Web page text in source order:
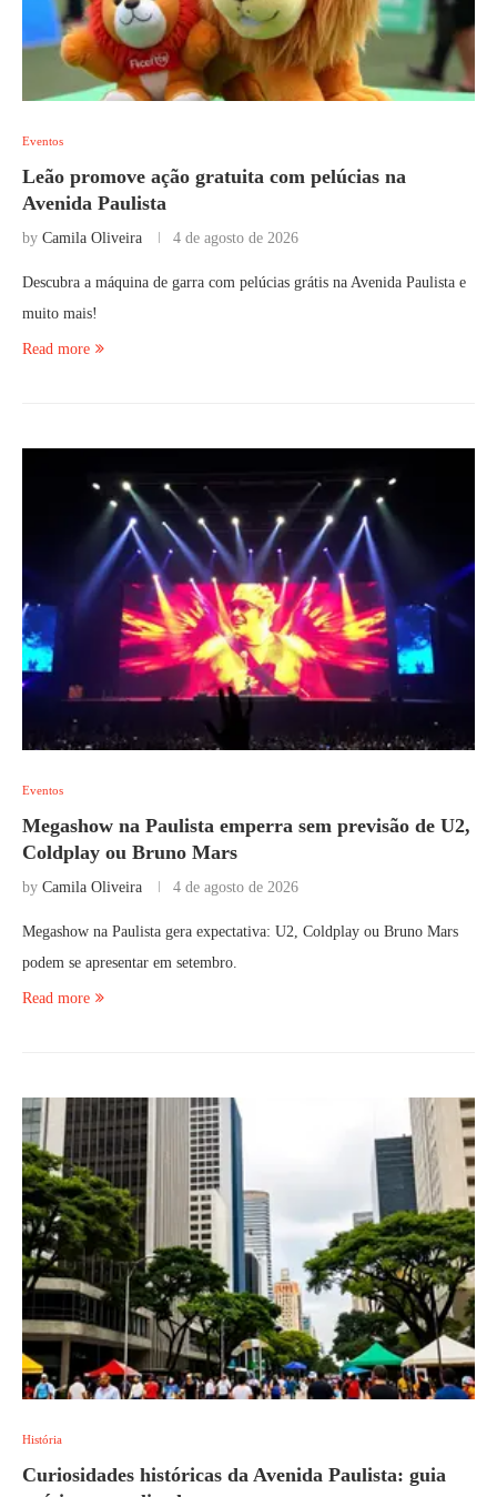
Eventos
Leão promove ação gratuita com pelúcias na
Avenida Paulista
by Camila Oliveira 4 de agosto de 2026
Descubra a máquina de garra com pelúcias grátis na Avenida Paulista e
muito mais!
Read more
Eventos
Megashow na Paulista emperra sem previsão de U2,
Coldplay ou Bruno Mars
by Camila Oliveira 4 de agosto de 2026
Megashow na Paulista gera expectativa: U2, Coldplay ou Bruno Mars
podem se apresentar em setembro.
Read more
História
Curiosidades históricas da Avenida Paulista: guia